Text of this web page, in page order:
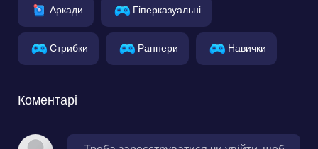
Аркади Гіперказуальні
Стрибки Раннери Навички
Коментарі